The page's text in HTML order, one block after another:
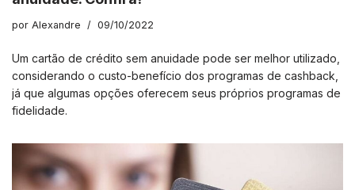
por Alexandre 09/10/2022
Um cartão de crédito sem anuidade pode ser melhor utilizado,
considerando o custo-benefício dos programas de cashback,
já que algumas opções oferecem seus próprios programas de
fidelidade.